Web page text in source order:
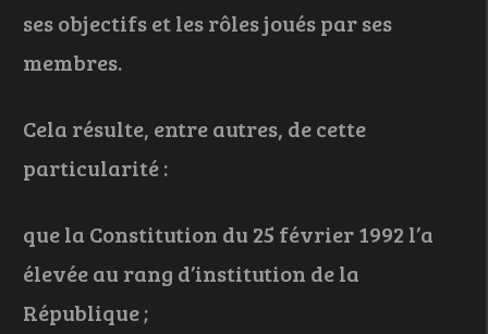
ses objectifs et les rôles joués par ses
membres.
Cela résulte, entre autres, de cette
particularité :
que la Constitution du 25 février 1992 l’a
élevée au rang d’institution de la
République ;